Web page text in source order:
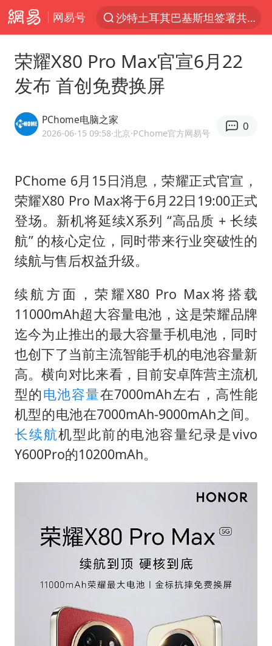
网易号
沙特土耳其巴基斯坦签署共同防务协议
名创优品回应女子吐槽内裤质量差
台风白海豚或吞并鲸鱼 登陆地点更新
胜宏科技：股票交易异常波动
出口禁令驱动有色板块大涨
秋天的第一杯奶茶到底有多火
国防部：中国军队坚决反制任何闹海挑衅图谋
国乒男单横滨冠军赛全军覆没
38岁演员求职万岁山NPC成功
“新疆阿勒泰八月能滑雪”不实
日本试射“战斧”导弹，国防部回应
胡彦斌韩磊 谁帮谁
夯实基础开新局
荣耀X80 Pro Max官宣6月22
发布 首创免费换屏
PChome电脑之家
2026-06-15 09:58·北京·PChome官方网易号
0
PChome 6月15日消息，荣耀正式官宣，
荣耀X80 Pro Max将于6月22日19:00正式
登场。新机将延续X系列 “高品质 + 长续
航” 的核心定位，同时带来行业突破性的
续航与售后权益升级。
续航方面，荣耀X80 Pro Max将搭载
11000mAh超大容量电池，这是荣耀品牌
迄今为止推出的最大容量手机电池，同时
也创下了当前主流智能手机的电池容量新
高。横向对比来看，目前安卓阵营主流机
型的电池容量在7000mAh左右，高性能
机型的电池在7000mAh-9000mAh之间。
长续航机型此前的电池容量纪录是vivo
Y600Pro的10200mAh。